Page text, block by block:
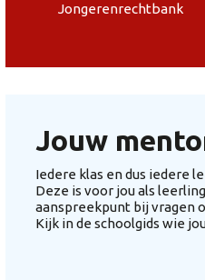
Jongerenrechtbank
Jouw
Iedere klas en dus iedere
Deze is voor jou als
aanspreekpunt bij vragen
Kijk in de schoolgids wie